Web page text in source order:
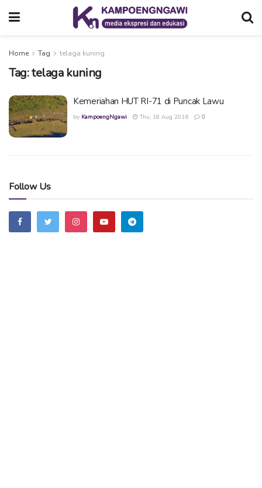
Home Tag telaga kuning
Tag:telaga kuning
Kemeriahan HUT RI-71 di Puncak Lawu
by KampoengNgawi Thu, 18 Aug 2016 0
Follow Us